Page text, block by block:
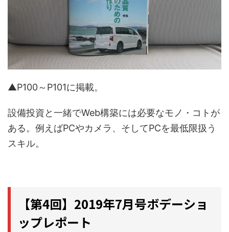
▲P100～P101に掲載。
設備投資と一緒でWeb構築には必要なモノ・コトが
ある。例えばPCやカメラ、そしてPCを最低限扱う
スキル。
【第4回】2019年7月号ボデーショ
ップレポート